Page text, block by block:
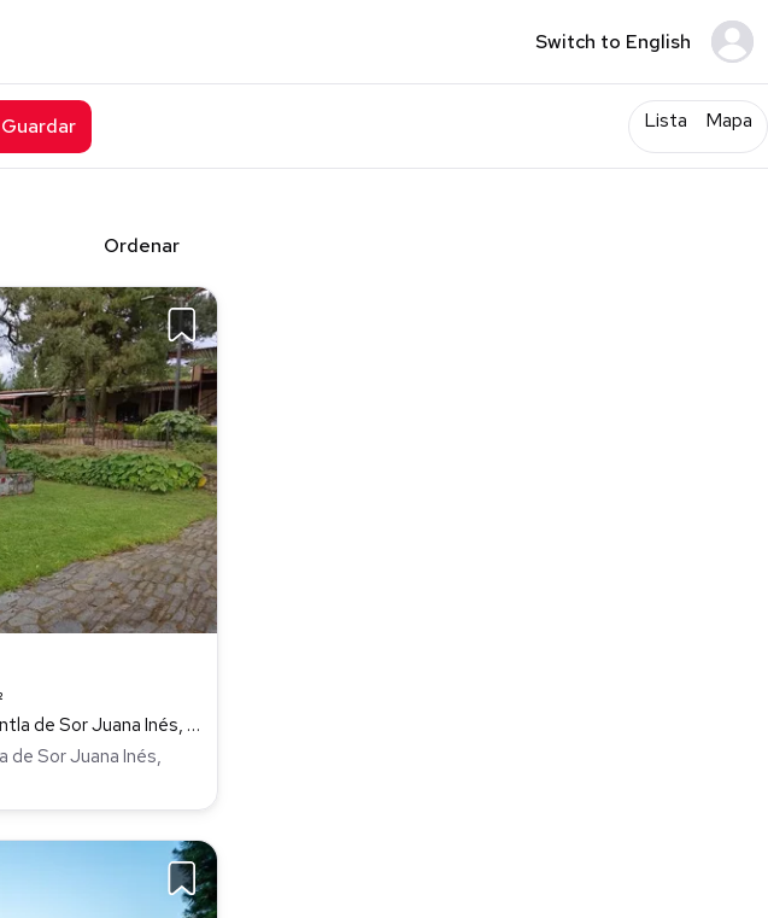
Switch to English
Guardar Lista Mapa
Ordenar
Calzada Nezahualcóyotl S/N, Nepantla de Sor Juana Inés, Tepetlixpa
de Sor Juana Inés,